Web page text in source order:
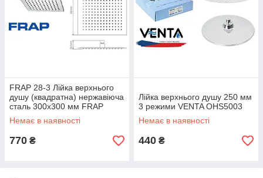
FRAP 28-3 Лійка верхнього
душу (квадратна) нержавіюча
сталь 300х300 мм FRAP
хром
Немає в наявності
770 ₴
Лійка верхнього душу 250 мм
3 режими VENTA OHS5003
Немає в наявності
440 ₴